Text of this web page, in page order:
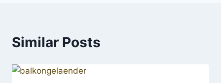
Similar Posts